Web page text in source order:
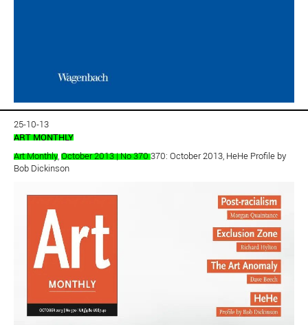
25-10-13
ART MONTHLY
Art Monthly,October 2013 | No 370370: October 2013, HeHe Profile by
Bob Dickinson